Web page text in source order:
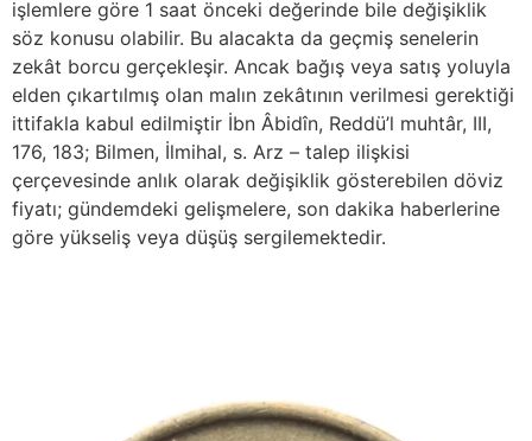
işlemlere göre 1 saat önceki değerinde bile değişiklik
söz konusu olabilir. Bu alacakta da geçmiş senelerin
zekât borcu gerçekleşir. Ancak bağış veya satış yoluyla
elden çıkartılmış olan malın zekâtının verilmesi gerektiği
ittifakla kabul edilmiştir İbn Âbidîn, Reddü’l muhtâr, III,
176, 183; Bilmen, İlmihal, s. Arz – talep ilişkisi
çerçevesinde anlık olarak değişiklik gösterebilen döviz
fiyatı; gündemdeki gelişmelere, son dakika haberlerine
göre yükseliş veya düşüş sergilemektedir.